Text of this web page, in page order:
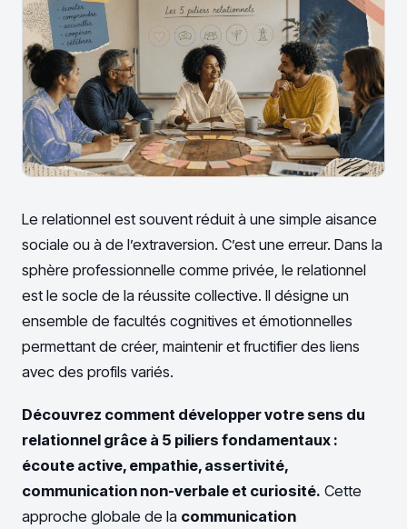
Le relationnel est souvent réduit à une simple aisance
sociale ou à de l’extraversion. C’est une erreur. Dans la
sphère professionnelle comme privée, le relationnel
est le socle de la réussite collective. Il désigne un
ensemble de facultés cognitives et émotionnelles
permettant de créer, maintenir et fructifier des liens
avec des profils variés.
Découvrez comment développer votre sens du
relationnel grâce à 5 piliers fondamentaux :
écoute active, empathie, assertivité,
communication non-verbale et curiosité. Cette
approche globale de la communication